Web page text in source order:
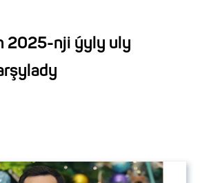
2025-nji ýyly uly